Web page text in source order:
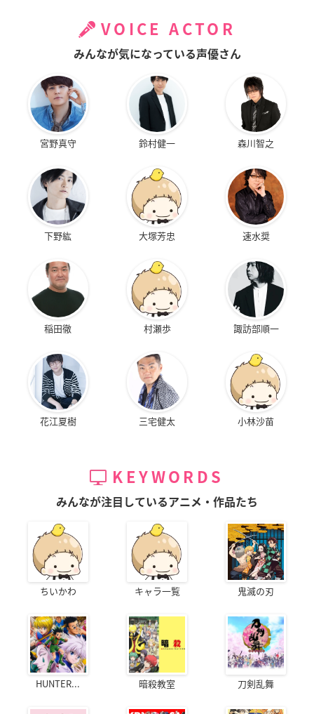
VOICE ACTOR
みんなが気になっている声優さん
宮野真守 鈴村健一 森川智之
下野紘 大塚芳忠 速水奨
稲田徹 村瀬歩 諏訪部順一
花江夏樹 三宅健太 小林沙苗
KEYWORDS
みんなが注目しているアニメ・作品たち
ちいかわ キャラ一覧 鬼滅の刃
HUNTER... 暗殺教室 刀剣乱舞